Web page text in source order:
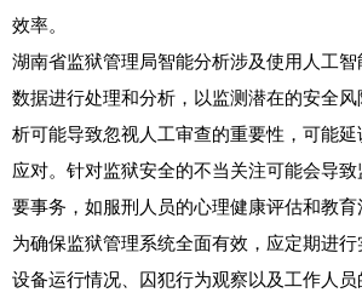
效率。
湖南省监狱管理局智能分析涉及使用人工
数据进行处理和分析，以监测潜在的安全
析可能导致忽视人工审查的重要性，可能
应对。针对监狱安全的不当关注可能会导
要事务，如服刑人员的心理健康评估和教育
为确保监狱管理系统全面有效，应定期进
设备运行情况、囚犯行为观察以及工作人